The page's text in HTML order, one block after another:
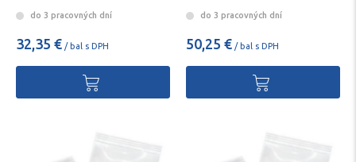
do 3 pracovných dní
32,35 € / bal s DPH
do 3 pracovných dní
50,25 € / bal s DPH